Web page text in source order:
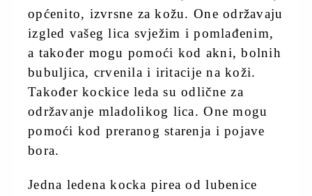
općenito, izvrsne za kožu. One održavaju
izgled vašeg lica svježim i pomlađenim,
a također mogu pomoći kod akni, bolnih
bubuljica, crvenila i iritacije na koži.
Također kockice leda su odlične za
održavanje mladolikog lica. One mogu
pomoći kod preranog starenja i pojave
bora.
Jedna ledena kocka pirea od lubenice